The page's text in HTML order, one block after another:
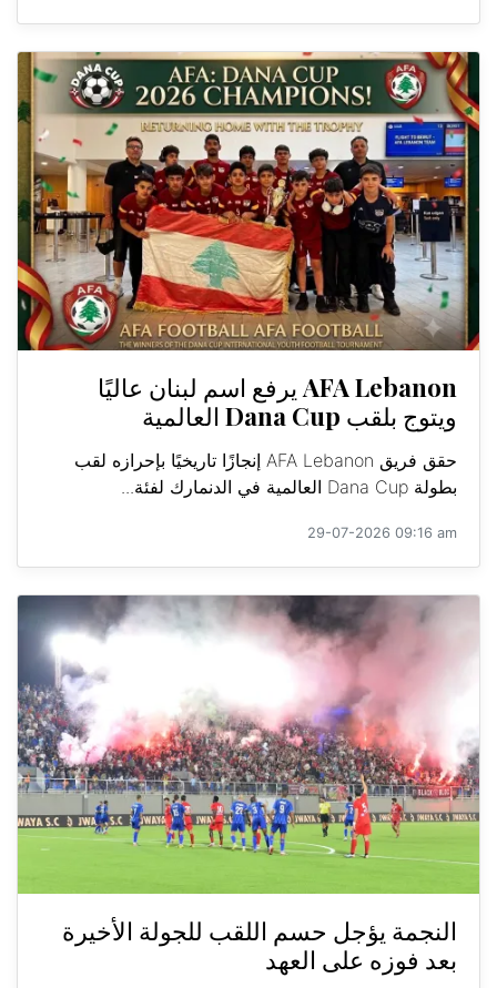
AFA Lebanon يرفع اسم لبنان عاليًا
ويتوج بلقب Dana Cup العالمية
حقق فريق AFA Lebanon إنجازًا تاريخيًا بإحرازه لقب
بطولة Dana Cup العالمية في الدنمارك لفئة...
29-07-2026 09:16 am
النجمة يؤجل حسم اللقب للجولة الأخيرة
بعد فوزه على العهد